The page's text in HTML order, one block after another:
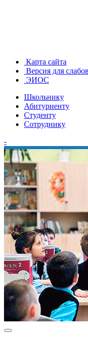
Карта сайта
Версия для
ЭИОС
Школьнику
Абитуриенту
Студенту
Сотруднику
-